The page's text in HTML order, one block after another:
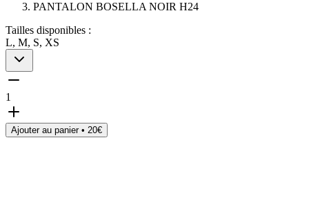
PANTALON BOSELLA NOIR H24
Tailles disponibles :
L, M, S, XS
1
Ajouter au panier • 20€